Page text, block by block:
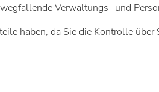
Verwaltungs- und
haben, da Sie die Kontrolle